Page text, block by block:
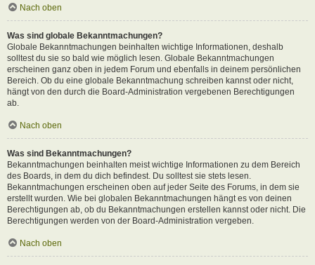
Nach oben
Was sind globale Bekanntmachungen?
Globale Bekanntmachungen beinhalten wichtige Informationen, deshalb
solltest du sie so bald wie möglich lesen. Globale Bekanntmachungen
erscheinen ganz oben in jedem Forum und ebenfalls in deinem persönlichen
Bereich. Ob du eine globale Bekanntmachung schreiben kannst oder nicht,
hängt von den durch die Board-Administration vergebenen Berechtigungen
ab.
Nach oben
Was sind Bekanntmachungen?
Bekanntmachungen beinhalten meist wichtige Informationen zu dem Bereich
des Boards, in dem du dich befindest. Du solltest sie stets lesen.
Bekanntmachungen erscheinen oben auf jeder Seite des Forums, in dem sie
erstellt wurden. Wie bei globalen Bekanntmachungen hängt es von deinen
Berechtigungen ab, ob du Bekanntmachungen erstellen kannst oder nicht. Die
Berechtigungen werden von der Board-Administration vergeben.
Nach oben